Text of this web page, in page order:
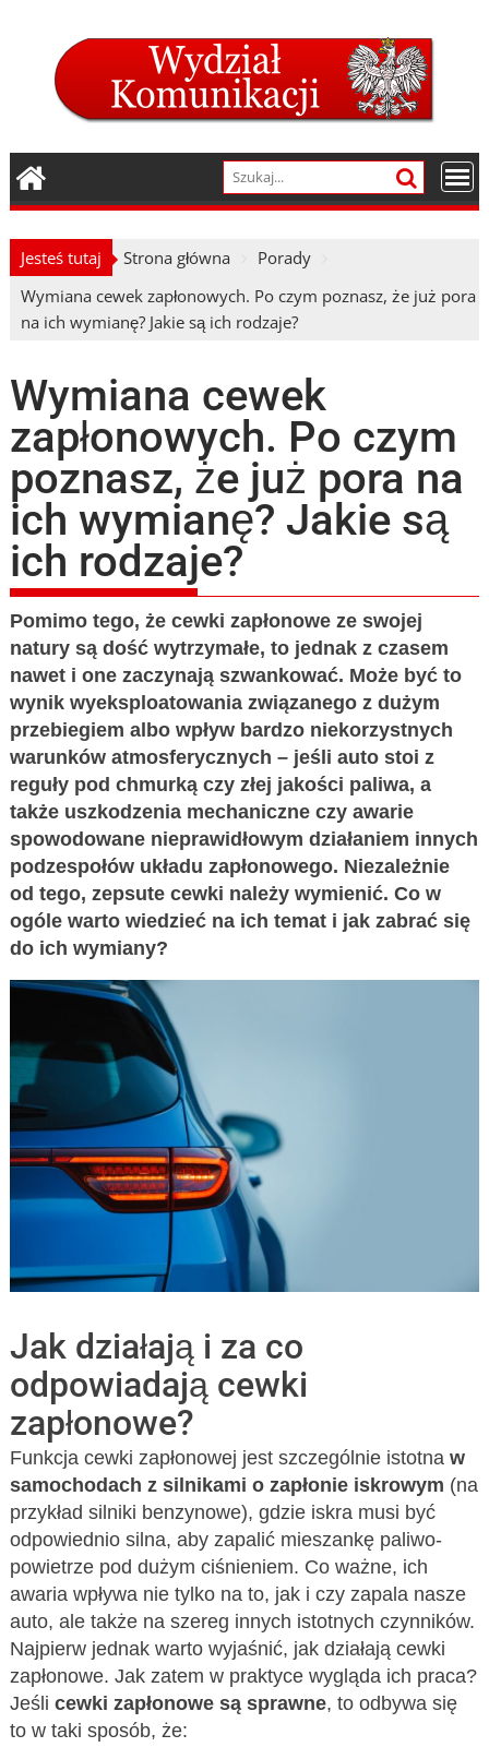
Jesteś tutaj Strona główna
Porady
Wymiana cewek zapłonowych. Po czym poznasz, że już pora
na ich wymianę? Jakie są ich rodzaje?
Wymiana cewek
zapłonowych. Po czym
poznasz, że już pora na
ich wymianę? Jakie są
ich rodzaje?
Pomimo tego, że cewki zapłonowe ze swojej
natury są dość wytrzymałe, to jednak z czasem
nawet i one zaczynają szwankować. Może być to
wynik wyeksploatowania związanego z dużym
przebiegiem albo wpływ bardzo niekorzystnych
warunków atmosferycznych – jeśli auto stoi z
reguły pod chmurką czy złej jakości paliwa, a
także uszkodzenia mechaniczne czy awarie
spowodowane nieprawidłowym działaniem innych
podzespołów układu zapłonowego. Niezależnie
od tego, zepsute cewki należy wymienić. Co w
ogóle warto wiedzieć na ich temat i jak zabrać się
do ich wymiany?
Jak działają i za co
odpowiadają cewki
zapłonowe?
Funkcja cewki zapłonowej jest szczególnie istotnaw
samochodach z silnikami o zapłonie iskrowym (na
przykład silniki benzynowe), gdzie iskra musi być
odpowiednio silna, aby zapalić mieszankę paliwo-
powietrze pod dużym ciśnieniem. Co ważne, ich
awaria wpływa nie tylko na to, jak i czy zapala nasze
auto, ale także na szereg innych istotnych czynników.
Najpierw jednak warto wyjaśnić, jak działają cewki
zapłonowe. Jak zatem w praktyce wygląda ich praca?
Jeślicewki zapłonowe są sprawne, to odbywa się
to w taki sposób, że: